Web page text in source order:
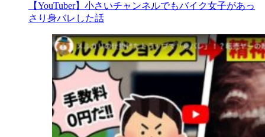
【YouTuber】小さいチャンネルでもバイク女子があっ
さり身バレした話